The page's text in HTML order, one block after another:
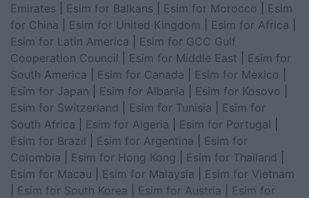
Emirates
Esim for Balkans Esim for Morocco
Esim
for China
Esim for United Kingdom Esim for Africa
Esim for Latin America
Esim for GCC Gulf
Cooperation Council
Esim for Middle East
Esim for
South America
Esim for Canada Esim for Mexico
Esim for Japan
Esim for Albania Esim for Kosovo
Esim for Switzerland
Esim for Tunisia
Esim for
South Africa
Esim for Algeria Esim for Portugal
Esim for Brazil
Esim for Argentina
Esim for
Colombia
Esim for Hong Kong Esim for Thailand
Esim for Macau
Esim for Malaysia
Esim for Vietnam
Esim for South Korea Esim for Austria
Esim for